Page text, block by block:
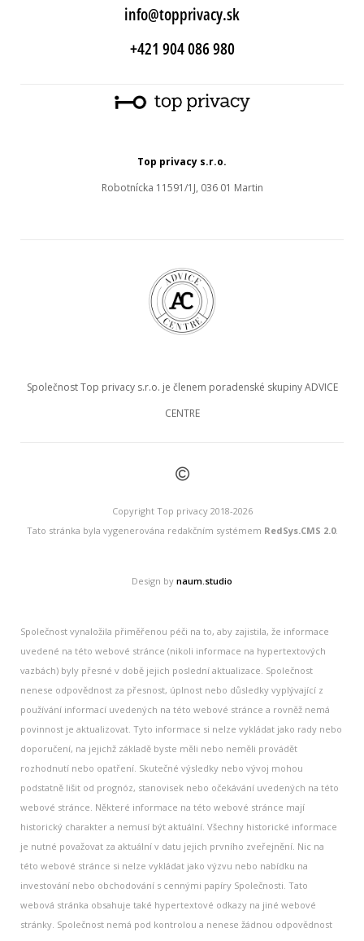
info@topprivacy.sk
+421 904 086 980
Top privacy s.r.o.
Robotnícka 11591/1J, 036 01 Martin
Společnost Top privacy s.r.o. je členem poradenské skupiny ADVICE
CENTRE
©
Copyright Top privacy 2018-2026
Tato stránka byla vygenerována redakčním systémem RedSys.CMS 2.0.
Design by naum.studio
Společnost vynaložila přiměřenou péči na to, aby zajistila, že informace
uvedené na této webové stránce (nikoli informace na hypertextových
vazbách) byly přesné v době jejich poslední aktualizace. Společnost
nenese odpovědnost za přesnost, úplnost nebo důsledky vyplývající z
používání informací uvedených na této webové stránce a rovněž nemá
povinnost je aktualizovat. Tyto informace si nelze vykládat jako rady nebo
doporučení, na jejichž základě byste měli nebo neměli provádět
rozhodnutí nebo opatření. Skutečné výsledky nebo vývoj mohou
podstatně lišit od prognóz, stanovisek nebo očekávání uvedených na této
webové stránce. Některé informace na této webové stránce mají
historický charakter a nemusí být aktuální. Všechny historické informace
je nutné považovat za aktuální v datu jejich prvního zveřejnění. Nic na
této webové stránce si nelze vykládat jako výzvu nebo nabídku na
investování nebo obchodování s cennými papíry Společnosti. Tato
webová stránka obsahuje také hypertextové odkazy na jiné webové
stránky. Společnost nemá pod kontrolou a nenese žádnou odpovědnost